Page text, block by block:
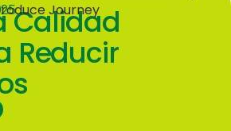
ventas
Calidad
Reducir